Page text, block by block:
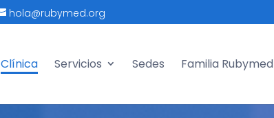
hola@rubymed.org
Clínica Servicios Sedes Familia Rubymed